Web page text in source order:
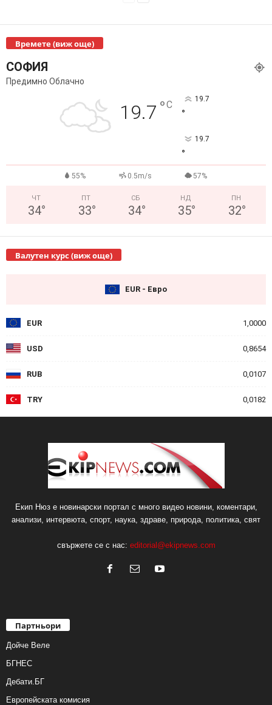
Времете (виж още)
СОФИЯ
Предимно Облачно
19.7 °C 19.7
°
19.7
°
55% 0.5m/s 57%
ЧТ
34°
ПТ
33°
СБ
34°
НД
35°
ПН
32°
Валутен курс (виж още)
EUR - Евро
EUR 1,0000
USD 0,8654
RUB 0,0107
TRY 0,0182
Екип Нюз е новинарски портал с много видео новини, коментари,
анализи, интервюта, спорт, наука, здраве, природа, политика, свят
свържете се с нас: editorial@ekipnews.com
Партньори
Дойче Веле
БГНЕС
Дебати.БГ
Европейската комисия